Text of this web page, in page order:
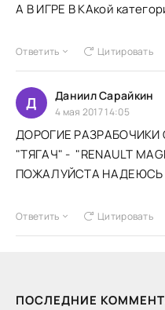
ПОСЛЕДНИЕ
А В ИГРЕ В КАкой
Ответить Цитировать
Д Даниил Сарайкин
4 мая 2017 14:05
ДОРОГИЕ
"ТЯГАЧ" - "RENAULT
ПОЖАЛУЙСТА НАДЕЮСЬ
Ответить Цитировать